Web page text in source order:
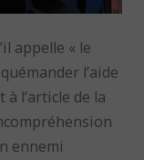
appelle « le
l’aide
à l’article de la
ennemi